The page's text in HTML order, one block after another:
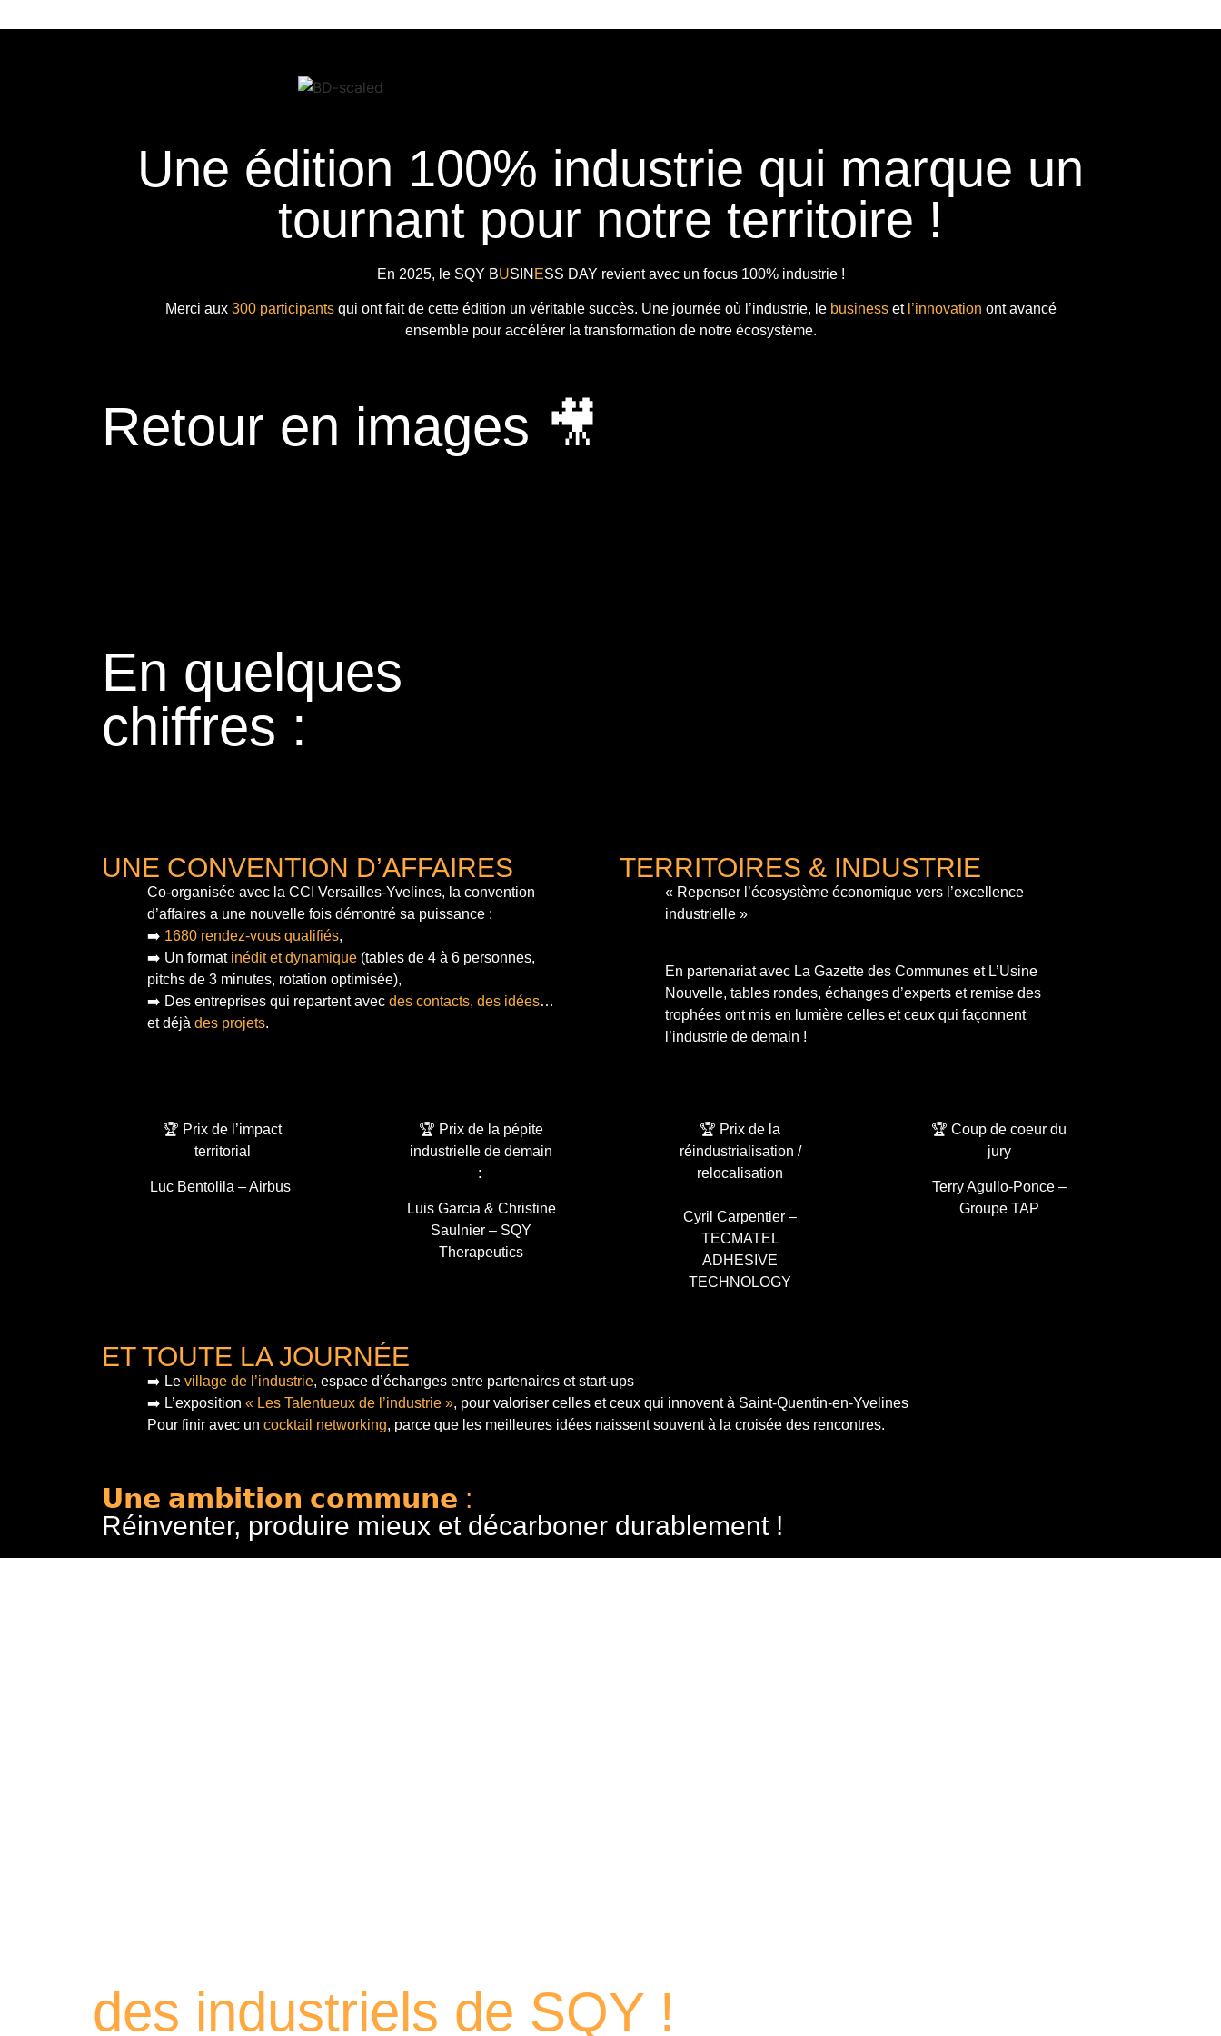
Une édition 100% industrie qui marque un
tournant pour notre territoire !
En 2025, le SQY BUSIN ESS DAY revient avec un focus 100% industrie !
Merci aux 300 participantsqui ont fait de cette édition un véritable succès. Une journée où l’industrie, le businesset l’innovation ont avancé
ensemble pour accélérer la transformation de notre écosystème.
Retour en images 🎥
En quelques
chiffres :
UNE CONVENTION D’AFFAIRES
Co-organisée avec la CCI Versailles-Yvelines, la convention
d’affaires a une nouvelle fois démontré sa puissance :
➡️ 1680 rendez-vous qualifiés,
➡️ Un format inédit et dynamique (tables de 4 à 6 personnes,
pitchs de 3 minutes, rotation optimisée),
➡️ Des entreprises qui repartent avec des contacts, des idées…
et déjà des projets.
TERRITOIRES & INDUSTRIE
« Repenser l’écosystème économique vers l’excellence
industrielle »
En partenariat avec La Gazette des Communes et L’Usine
Nouvelle, tables rondes, échanges d’experts et remise des
trophées ont mis en lumière celles et ceux qui façonnent
l’industrie de demain !
🏆 Prix de l’impact
territorial
Luc Bentolila – Airbus
🏆 Prix de la pépite
industrielle de demain
:
Luis Garcia & Christine
Saulnier – SQY
Therapeutics
🏆 Prix de la
réindustrialisation /
relocalisation
Cyril Carpentier –
TECMATEL
ADHESIVE
TECHNOLOGY
🏆 Coup de coeur du
jury
Terry Agullo-Ponce –
Groupe TAP
ET TOUTE LA JOURNÉE
➡️ Le village de l’industrie, espace d’échanges entre partenaires et start-ups
➡️ L’exposition « Les Talentueux de l’industrie », pour valoriser celles et ceux qui innovent à Saint-Quentin-en-Yvelines
Pour finir avec un cocktail networking, parce que les meilleures idées naissent souvent à la croisée des rencontres.
𝗨𝗻𝗲 𝗮𝗺𝗯𝗶𝘁𝗶𝗼𝗻 𝗰𝗼𝗺𝗺𝘂𝗻𝗲 :
Réinventer, produire mieux et décarboner durablement !
des industriels de SQY !